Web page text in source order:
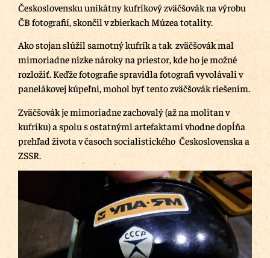
Československu unikátny kufríkový zväčšovák na výrobu
ČB fotografií, skončil v zbierkach Múzea totality.
Ako stojan slúžil samotný kufrík a tak zväčšovák mal
mimoriadne nízke nároky na priestor, kde ho je možné
rozložiť. Keďže fotografie spravidla fotografi vyvolávali v
panelákovej kúpeľni, mohol byť tento zväčšovák riešením.
Zväčšovák je mimoriadne zachovalý (až na molitan v
kufríku) a spolu s ostatnými artefaktami vhodne dopĺňa
prehľad života v časoch socialistického Československa a
ZSSR.